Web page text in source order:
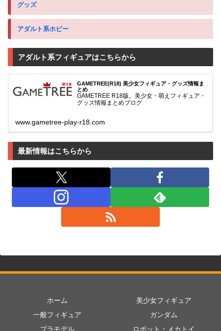
グッズ
アダルト系ホビー
アダルト系フィギュアはこちらから
GAMETREE(R18) 美少女フィギュア・グッズ情報ま
とめ
GAMETREE R18版。美少女・萌えフィギュア・
グッズ情報まとめブログ
www.gametree-play-r18.com
最新情報はこちらから
ホーム
美少女フィギュア
一般フィギュア
ガンダム
プラモデル
ロボット・メカトイ